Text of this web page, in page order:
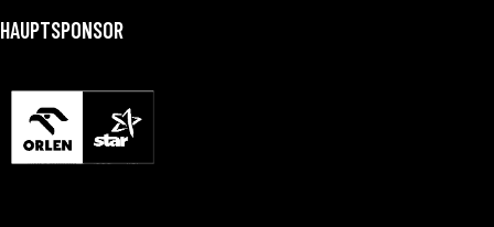
HAUPTSPONSOR